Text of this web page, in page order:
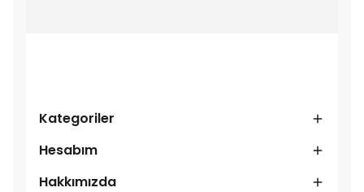
Kategoriler
Hesabım
Hakkımızda